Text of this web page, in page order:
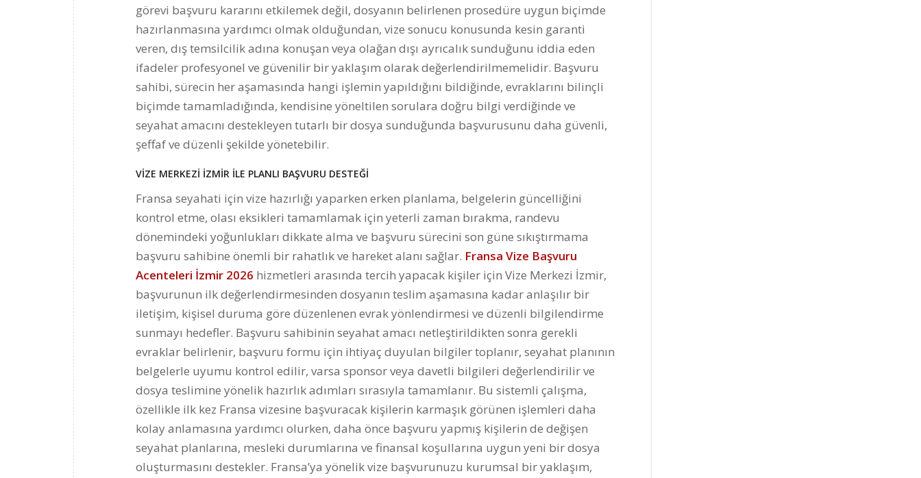
görevi başvuru kararını etkilemek değil, dosyanın belirlenen prosedüre uygun biçimde
hazırlanmasına yardımcı olmak olduğundan, vize sonucu konusunda kesin garanti
veren, dış temsilcilik adına konuşan veya olağan dışı ayrıcalık sunduğunu iddia eden
ifadeler profesyonel ve güvenilir bir yaklaşım olarak değerlendirilmemelidir. Başvuru
sahibi, sürecin her aşamasında hangi işlemin yapıldığını bildiğinde, evraklarını bilinçli
biçimde tamamladığında, kendisine yöneltilen sorulara doğru bilgi verdiğinde ve
seyahat amacını destekleyen tutarlı bir dosya sunduğunda başvurusunu daha güvenli,
şeffaf ve düzenli şekilde yönetebilir.
VİZE MERKEZİ İZMİR İLE PLANLI BAŞVURU DESTEĞİ
Fransa seyahati için vize hazırlığı yaparken erken planlama, belgelerin güncelliğini
kontrol etme, olası eksikleri tamamlamak için yeterli zaman bırakma, randevu
dönemindeki yoğunlukları dikkate alma ve başvuru sürecini son güne sıkıştırmama
başvuru sahibine önemli bir rahatlık ve hareket alanı sağlar. Fransa Vize Başvuru
Acenteleri İzmir 2026 hizmetleri arasında tercih yapacak kişiler için Vize Merkezi İzmir,
başvurunun ilk değerlendirmesinden dosyanın teslim aşamasına kadar anlaşılır bir
iletişim, kişisel duruma göre düzenlenen evrak yönlendirmesi ve düzenli bilgilendirme
sunmayı hedefler. Başvuru sahibinin seyahat amacı netleştirildikten sonra gerekli
evraklar belirlenir, başvuru formu için ihtiyaç duyulan bilgiler toplanır, seyahat planının
belgelerle uyumu kontrol edilir, varsa sponsor veya davetli bilgileri değerlendirilir ve
dosya teslimine yönelik hazırlık adımları sırasıyla tamamlanır. Bu sistemli çalışma,
özellikle ilk kez Fransa vizesine başvuracak kişilerin karmaşık görünen işlemleri daha
kolay anlamasına yardımcı olurken, daha önce başvuru yapmış kişilerin de değişen
seyahat planlarına, mesleki durumlarına ve finansal koşullarına uygun yeni bir dosya
oluşturmasını destekler. Fransa’ya yönelik vize başvurunuzu kurumsal bir yaklaşım,